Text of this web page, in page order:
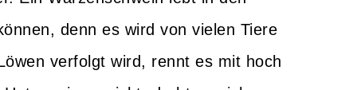
denn es wird von vielen Tiere
verfolgt wird, rennt es mit hoch